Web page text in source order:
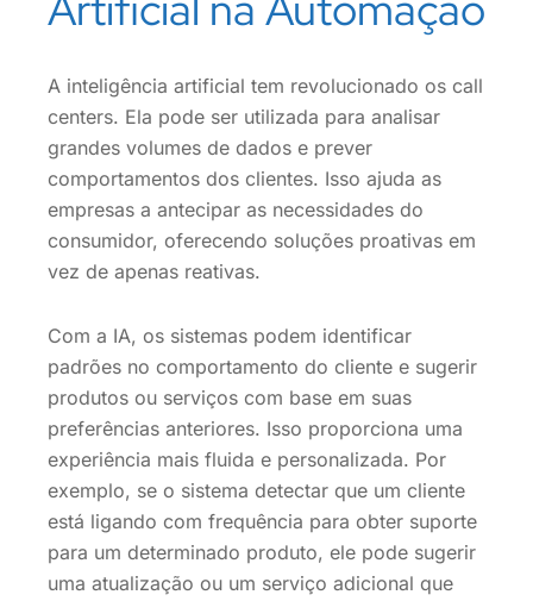
A inteligência artificial tem revolucionado os call
centers. Ela pode ser utilizada para analisar
grandes volumes de dados e prever
comportamentos dos clientes. Isso ajuda as
empresas a antecipar as necessidades do
consumidor, oferecendo soluções proativas em
vez de apenas reativas.
Com a IA, os sistemas podem identificar
padrões no comportamento do cliente e sugerir
produtos ou serviços com base em suas
preferências anteriores. Isso proporciona uma
experiência mais fluida e personalizada. Por
exemplo, se o sistema detectar que um cliente
está ligando com frequência para obter suporte
para um determinado produto, ele pode sugerir
uma atualização ou um serviço adicional que